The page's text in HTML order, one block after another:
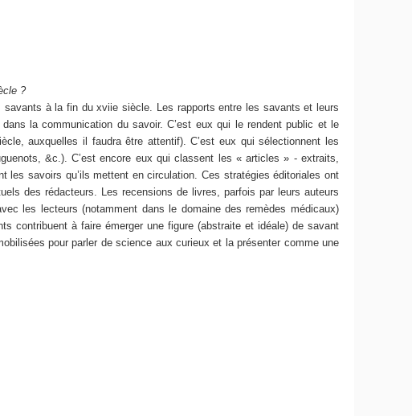
?
à la fin du xviie siècle. Les rapports entre les savants et leurs
la communication du savoir. C’est eux qui le rendent public et le
auxquelles il faudra être attentif). C’est eux qui sélectionnent les
&c.). C’est encore eux qui classent les « articles » - extraits,
savoirs qu’ils mettent en circulation. Ces stratégies éditoriales ont
des rédacteurs. Les recensions de livres, parfois par leurs auteurs
les lecteurs (notamment dans le domaine des remèdes médicaux)
contribuent à faire émerger une figure (abstraite et idéale) de savant
pour parler de science aux curieux et la présenter comme une